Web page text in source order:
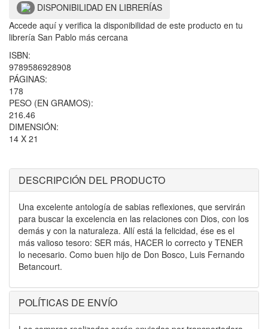
DISPONIBILIDAD EN LIBRERÍAS
Accede aquí y verifica la disponibilidad de este producto en tu
librería San Pablo más cercana
ISBN:
9789586928908
PÁGINAS:
178
PESO (EN GRAMOS):
216.46
DIMENSIÓN:
14 X 21
DESCRIPCIÓN DEL PRODUCTO
Una excelente antología de sabias reflexiones, que servirán
para buscar la excelencia en las relaciones con Dios, con los
demás y con la naturaleza. Allí está la felicidad, ése es el
más valioso tesoro: SER más, HACER lo correcto y TENER
lo necesario. Como buen hijo de Don Bosco, Luis Fernando
Betancourt.
POLÍTICAS DE ENVÍO